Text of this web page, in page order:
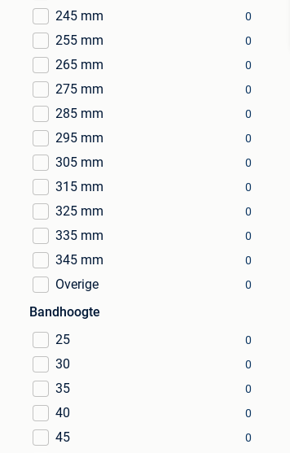
245 mm 0
255 mm 0
265 mm 0
275 mm 0
285 mm 0
295 mm 0
305 mm 0
315 mm 0
325 mm 0
335 mm 0
345 mm 0
Overige 0
Bandhoogte
25
0
30 0
35 0
40 0
45 0